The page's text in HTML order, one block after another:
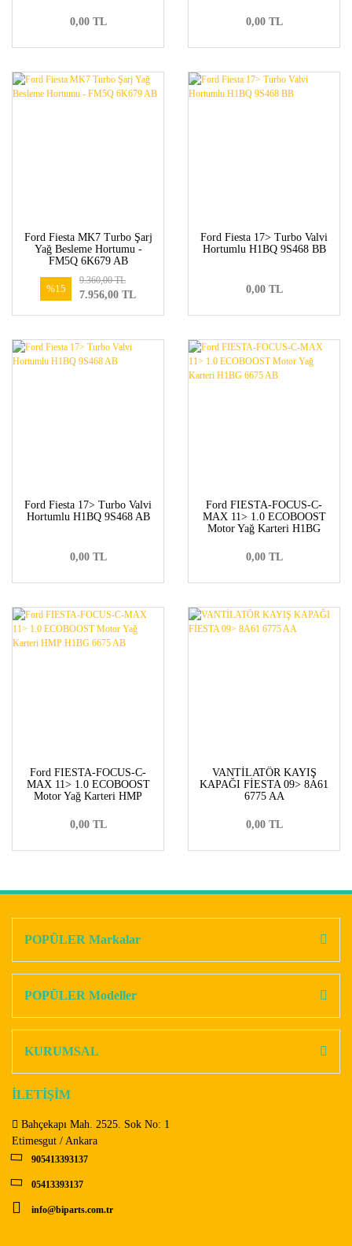
0,00 TL 0,00 TL
Ford Fiesta MK7 Turbo Şarj
Yağ Besleme Hortumu -
FM5Q 6K679 AB
%15
7.956,00 TL
9.360,00 TL
Ford Fiesta 17> Turbo Valvi
Hortumlu H1BQ 9S468 BB
0,00 TL
Ford Fiesta 17> Turbo Valvi
Hortumlu H1BQ 9S468 AB
0,00 TL
Ford FIESTA-FOCUS-C-
MAX 11> 1.0 ECOBOOST
Motor Yağ Karteri H1BG
0,00 TL
Ford FIESTA-FOCUS-C-
MAX 11> 1.0 ECOBOOST
Motor Yağ Karteri HMP
0,00 TL
VANTİLATÖR KAYIŞ
KAPAĞI FİESTA 09> 8A61
6775 AA
0,00 TL
POPÜLER Markalar
POPÜLER Modeller
KURUMSAL
İLETİŞİM
Bahçekapı Mah. 2525. Sok No: 1
Etimesgut / Ankara
905413393137
05413393137
info@biparts.com.tr